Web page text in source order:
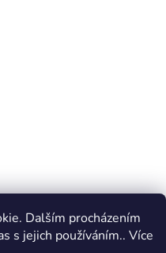
Dalším procházením
s jejich používáním.. Více